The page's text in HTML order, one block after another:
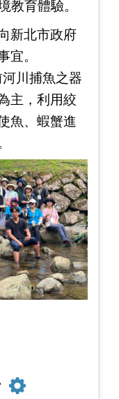
教育體驗。
新北市政府
。
川捕魚之器
主，利用絞
魚、蝦蟹進